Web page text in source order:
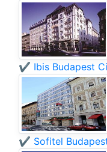
✔️ Ibis Budapest
✔️ Sofitel